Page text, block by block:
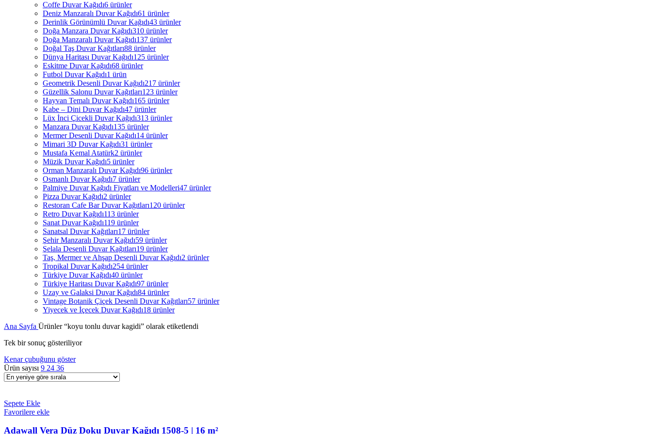
Coffe Duvar Kağıdı6 ürünler
Deniz Manzaralı Duvar Kağıdı61 ürünler
Derinlik Görünümlü Duvar Kağıdı43 ürünler
Doğa Manzara Duvar Kağıdı310 ürünler
Doğa Manzaralı Duvar Kağıdı137 ürünler
Doğal Taş Duvar Kağıtları88 ürünler
Dünya Haritası Duvar Kağıdı125 ürünler
Eskitme Duvar Kağıdı68 ürünler
Futbol Duvar Kağıdı1 ürün
Geometrik Desenli Duvar Kağıdı217 ürünler
Güzellik Salonu Duvar Kağıtları123 ürünler
Hayvan Temalı Duvar Kağıdı165 ürünler
Kabe – Dini Duvar Kağıdı47 ürünler
Lüx İnci Çicekli Duvar Kağıdı313 ürünler
Manzara Duvar Kağıdı135 ürünler
Mermer Desenli Duvar Kağıdı14 ürünler
Mimari 3D Duvar Kağıdı31 ürünler
Mustafa Kemal Atatürk2 ürünler
Müzik Duvar Kağıdı5 ürünler
Orman Manzaralı Duvar Kağıdı96 ürünler
Osmanlı Duvar Kağıdı7 ürünler
Palmiye Duvar Kağıdı Fiyatları ve Modelleri47 ürünler
Pizza Duvar Kağıdı2 ürünler
Restoran Cafe Bar Duvar Kağıtları120 ürünler
Retro Duvar Kağıdı113 ürünler
Sanat Duvar Kağıdı119 ürünler
Sanatsal Duvar Kağıtları17 ürünler
Şehir Manzaralı Duvar Kağıdı59 ürünler
Şelala Desenli Duvar Kağıtları19 ürünler
Taş, Mermer ve Ahşap Desenli Duvar Kağıdı2 ürünler
Tropikal Duvar Kağıdı254 ürünler
Türkiye Duvar Kağıdı40 ürünler
Türkiye Haritası Duvar Kağıdı97 ürünler
Uzay ve Galaksi Duvar Kağıdı84 ürünler
Vintage Botanik Çiçek Desenli Duvar Kağıtları57 ürünler
Yiyecek ve İçecek Duvar Kağıdı18 ürünler
Ana Sayfa Ürünler “koyu tonlu duvar kagidi” olarak etiketlendi
Tek bir sonuç gösteriliyor
Kenar çubuğunu göster
Ürün sayısı 9 24 36
Sepete Ekle
Favorilere ekle
Adawall Vera Düz Doku Duvar Kağıdı 1508-5 | 16 m²